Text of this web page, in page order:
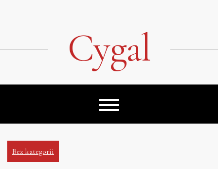
Cygal
Bez kategorii